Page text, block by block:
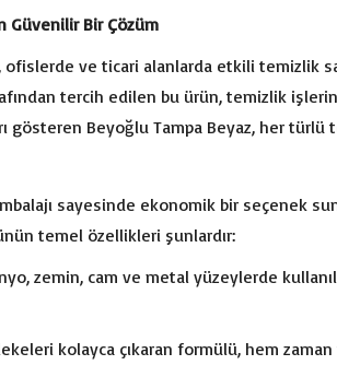
Güvenilir Bir Çözüm
ofislerde ve ticari alanlarda etkili temizlik
tercih edilen bu ürün, temizlik
Beyoğlu Tampa Beyaz, her türlü
sayesinde ekonomik bir seçenek
temel özellikleri şunlardır:
zemin, cam ve metal yüzeylerde
lekeleri kolayca çıkaran formülü, hem